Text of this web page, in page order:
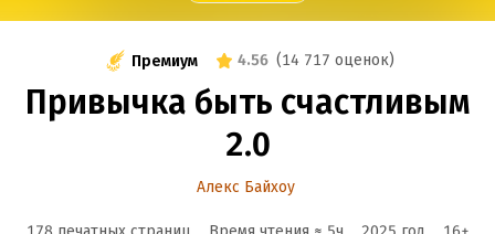
Премиум 4.56 (14 717 оценок)
Привычка быть счастливым
2.0
Алекс Байхоу